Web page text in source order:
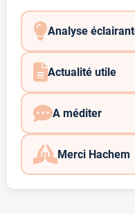
Analyse
Actualité utile
A méditer
Merci Hachem